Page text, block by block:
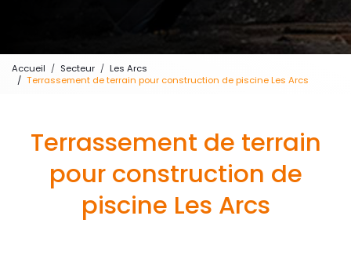
Accueil Secteur
Les Arcs
Terrassement de terrain pour construction de piscine Les Arcs
Terrassement de terrain
pour construction de
piscine Les Arcs